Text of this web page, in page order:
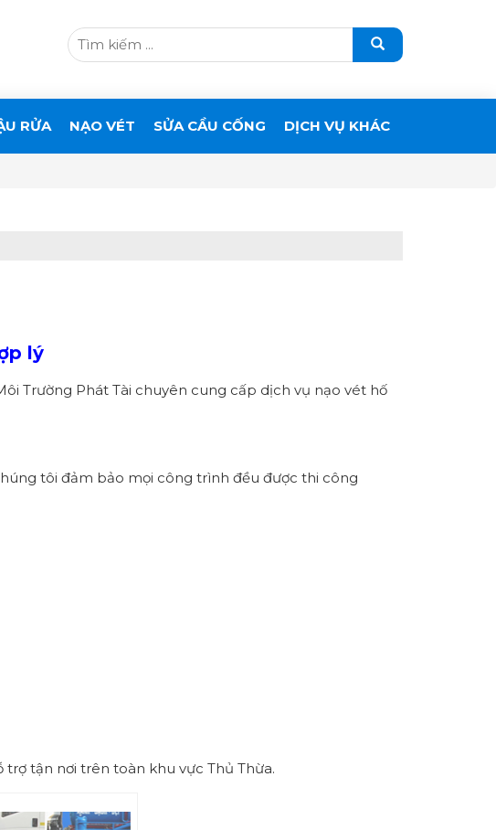
RỬA NẠO VÉT SỬA CẦU CỐNG DỊCH VỤ KHÁC
lý
Trường Phát Tài chuyên cung cấp dịch vụ nạo vét hố
tôi đảm bảo mọi công trình đều được thi công
tận nơi trên toàn khu vực Thủ Thừa.